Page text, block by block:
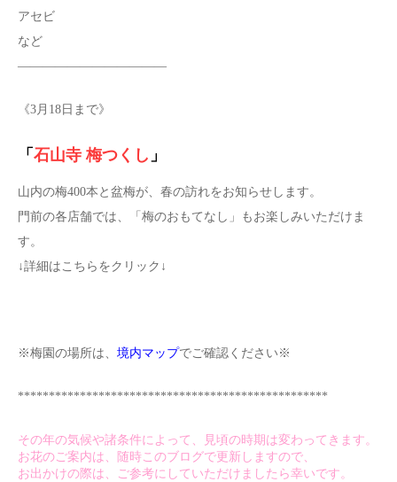
アセビ
など
————————————
《3月18日まで》
「 石山寺 梅つくし 」
山内の梅400本と盆梅が、春の訪れをお知らせします。
門前の各店舗では、「梅のおもてなし」もお楽しみいただけま
す。
↓詳細はこちらをクリック↓
※梅園の場所は、 境内マップでご確認ください※
**************************************************
その年の気候や諸条件によって、見頃の時期は変わってきます。
お花のご案内は、随時このブログで更新しますので、
お出かけの際は、ご参考にしていただけましたら幸いです。